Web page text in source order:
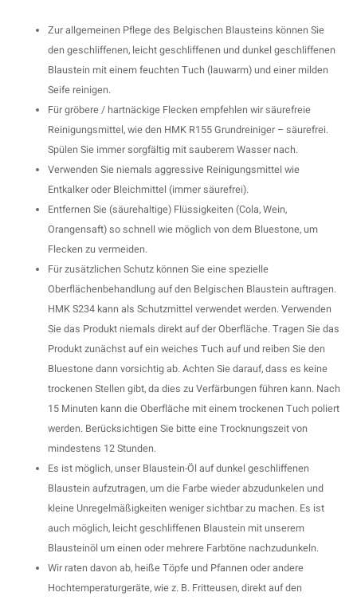
Zur allgemeinen Pflege des Belgischen Blausteins können Sie
den geschliffenen, leicht geschliffenen und dunkel geschliffenen
Blaustein mit einem feuchten Tuch (lauwarm) und einer milden
Seife reinigen.
Für gröbere / hartnäckige Flecken empfehlen wir säurefreie
Reinigungsmittel, wie den HMK R155 Grundreiniger – säurefrei.
Spülen Sie immer sorgfältig mit sauberem Wasser nach.
Verwenden Sie niemals aggressive Reinigungsmittel wie
Entkalker oder Bleichmittel (immer säurefrei).
Entfernen Sie (säurehaltige) Flüssigkeiten (Cola, Wein,
Orangensaft) so schnell wie möglich von dem Bluestone, um
Flecken zu vermeiden.
Für zusätzlichen Schutz können Sie eine spezielle
Oberflächenbehandlung auf den Belgischen Blaustein auftragen.
HMK S234 kann als Schutzmittel verwendet werden. Verwenden
Sie das Produkt niemals direkt auf der Oberfläche. Tragen Sie das
Produkt zunächst auf ein weiches Tuch auf und reiben Sie den
Bluestone dann vorsichtig ab. Achten Sie darauf, dass es keine
trockenen Stellen gibt, da dies zu Verfärbungen führen kann. Nach
15 Minuten kann die Oberfläche mit einem trockenen Tuch poliert
werden. Berücksichtigen Sie bitte eine Trocknungszeit von
mindestens 12 Stunden.
Es ist möglich, unser Blaustein-Öl auf dunkel geschliffenen
Blaustein aufzutragen, um die Farbe wieder abzudunkelen und
kleine Unregelmäßigkeiten weniger sichtbar zu machen. Es ist
auch möglich, leicht geschliffenen Blaustein mit unserem
Blausteinöl um einen oder mehrere Farbtöne nachzudunkeln.
Wir raten davon ab, heiße Töpfe und Pfannen oder andere
Hochtemperaturgeräte, wie z. B. Fritteusen, direkt auf den